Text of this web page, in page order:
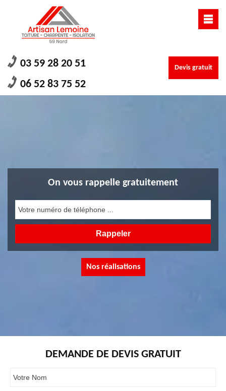
03 59 28 20 51
06 52 83 75 52
Devis gratuit
On vous rappelle gratuitement
Nos réalisations
DEMANDE DE DEVIS GRATUIT